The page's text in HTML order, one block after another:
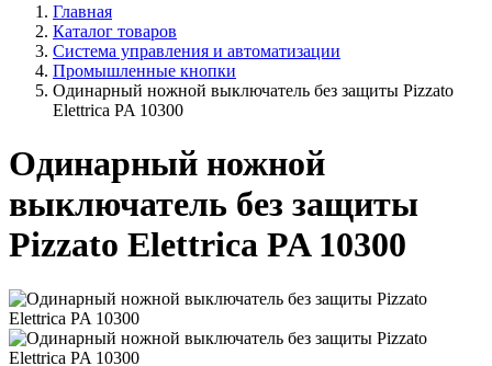
Главная
Каталог товаров
Система управления и автоматизации
Промышленные кнопки
Одинарный ножной выключатель без защиты Pizzato
Elettrica PA 10300
Одинарный ножной
выключатель без защиты
Pizzato Elettrica PA 10300